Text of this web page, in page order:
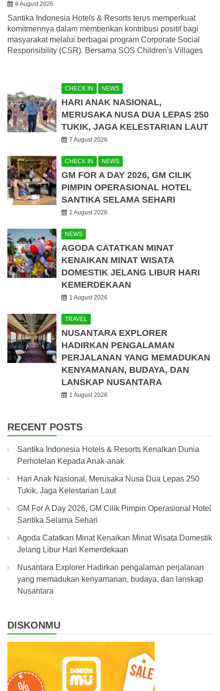
8 August 2026
Santika Indonesia Hotels & Resorts terus memperkuat
komitmennya dalam memberikan kontribusi positif bagi
masyarakat melalui berbagai program Corporate Social
Responsibility (CSR). Bersama SOS Children's Villages
CHECK IN NEWS
HARI ANAK NASIONAL,
MERUSAKA NUSA DUA LEPAS 250
TUKIK, JAGA KELESTARIAN LAUT
7 August 2026
CHECK IN NEWS
GM FOR A DAY 2026, GM CILIK
PIMPIN OPERASIONAL HOTEL
SANTIKA SELAMA SEHARI
2 August 2026
NEWS
AGODA CATATKAN MINAT
KENAIKAN MINAT WISATA
DOMESTIK JELANG LIBUR HARI
KEMERDEKAAN
1 August 2026
TRAVEL
NUSANTARA EXPLORER
HADIRKAN PENGALAMAN
PERJALANAN YANG MEMADUKAN
KENYAMANAN, BUDAYA, DAN
LANSKAP NUSANTARA
1 August 2026
RECENT POSTS
Santika Indonesia Hotels & Resorts Kenalkan Dunia
Perhotelan Kepada Anak-anak
Hari Anak Nasional, Merusaka Nusa Dua Lepas 250
Tukik, Jaga Kelestarian Laut
GM For A Day 2026, GM Cilik Pimpin Operasional Hotel
Santika Selama Sehari
Agoda Catatkan Minat Kenaikan Minat Wisata Domestik
Jelang Libur Hari Kemerdekaan
Nusantara Explorer Hadirkan pengalaman perjalanan
yang memadukan kenyamanan, budaya, dan lanskap
Nusantara
DISKONMU